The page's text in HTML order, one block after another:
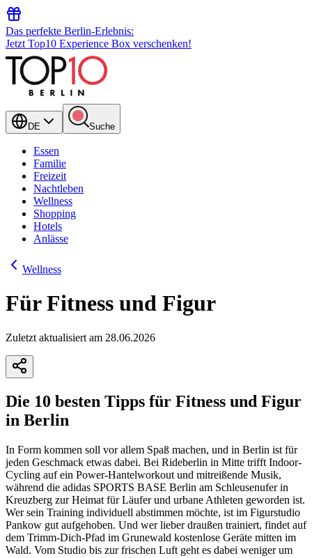
Das perfekte Berlin-Erlebnis:
Jetzt Top10 Experience Box verschenken!
DE Suche
Essen
Familie
Freizeit
Nachtleben
Wellness
Shopping
Hotels
Anlässe
Wellness
Für Fitness und Figur
Zuletzt aktualisiert am 28.06.2026
Die 10 besten Tipps für Fitness und Figur
in Berlin
In Form kommen soll vor allem Spaß machen, und in Berlin ist für
jeden Geschmack etwas dabei. Bei Rideberlin in Mitte trifft Indoor-
Cycling auf ein Power-Hantelworkout und mitreißende Musik,
während die adidas SPORTS BASE Berlin am Schleusenufer in
Kreuzberg zur Heimat für Läufer und urbane Athleten geworden ist.
Wer sein Training individuell abstimmen möchte, ist im Figurstudio
Pankow gut aufgehoben. Und wer lieber draußen trainiert, findet auf
dem Trimm-Dich-Pfad im Grunewald kostenlose Geräte mitten im
Wald. Vom Studio bis zur frischen Luft geht es dabei weniger um